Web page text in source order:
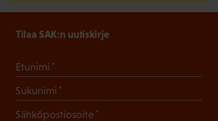
Tilaa SAK:n uutiskirje
Etunimi
Sukunimi
Sähköpostiosoite